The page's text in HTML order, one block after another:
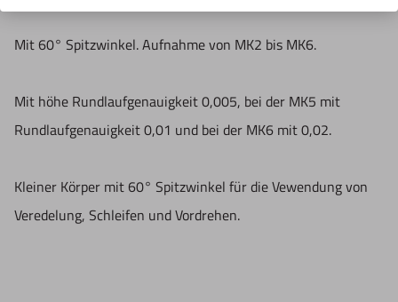
Mit 60° Spitzwinkel. Aufnahme von MK2 bis MK6.
Mit höhe Rundlaufgenauigkeit 0,005, bei der MK5 mit
Rundlaufgenauigkeit 0,01 und bei der MK6 mit 0,02.
Kleiner Körper mit 60° Spitzwinkel für die Vewendung von
Veredelung, Schleifen und Vordrehen.